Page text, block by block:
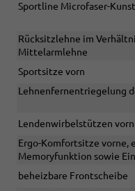
Sportline Microfaser-
Rücksitzlehne im
Mittelarmlehne
Sportsitze vorn
Lehnenfernentriegelung
Lendenwirbelstützen
Ergo-Komfortsitze vorne,
Memoryfunktion sowie
beheizbare Frontscheibe